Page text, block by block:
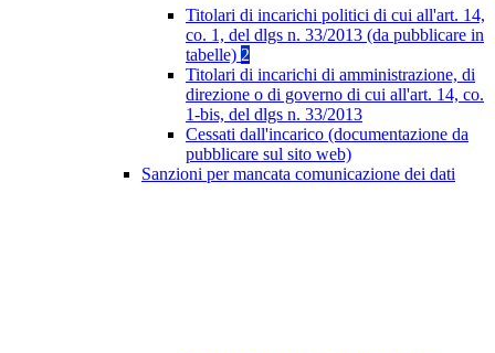
Titolari di incarichi politici di cui all'art. 14,
co. 1, del dlgs n. 33/2013 (da pubblicare in
tabelle) 2
Titolari di incarichi di amministrazione, di
direzione o di governo di cui all'art. 14, co.
1-bis, del dlgs n. 33/2013
Cessati dall'incarico (documentazione da
pubblicare sul sito web)
Sanzioni per mancata comunicazione dei dati